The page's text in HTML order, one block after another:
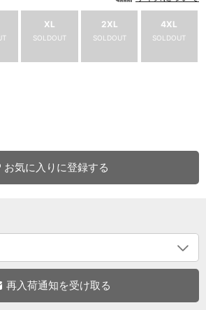
XL
SOLDOUT
2XL
SOLDOUT
4XL
SOLDOUT
お気に入りに登録する